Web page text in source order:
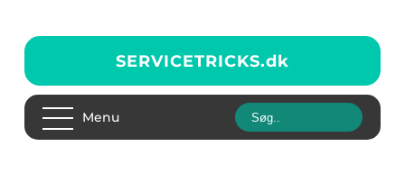
SERVICETRICKS.dk
Menu